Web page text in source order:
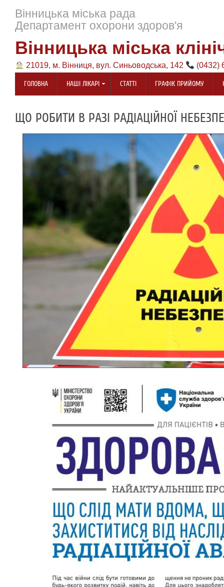
Вінницька міська рада
Департамент охорони здоров'я
Вінницька міська
21019, м. Вінниця, вул. Синьоводська, 142 (0432)
ГОЛОВНА НАШІ ЛІКАРІ СТАТТІ ГРАФІК ПРИЙОМУ
ЩО РОБИТИ В РАЗІ РАДІАЦІЙНОЇ